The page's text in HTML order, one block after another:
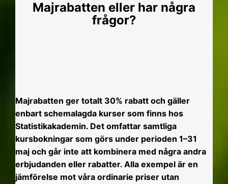
Majrabatten eller har några
frågor?
Majrabatten ger totalt 30% rabatt och gäller
enbart schemalagda kurser som finns hos
Statistikakademin. Det omfattar samtliga
kursbokningar som görs under perioden 1–31
maj och går inte att kombinera med några andra
erbjudanden eller rabatter. Alla exempel är en
jämförelse mot våra ordinarie priser utan